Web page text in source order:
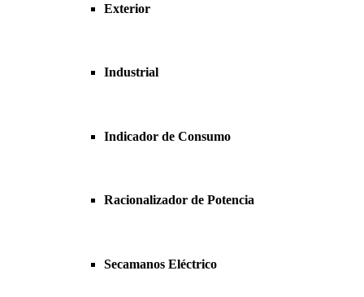
Exterior
Industrial
Indicador de Consumo
Racionalizador de Potencia
Secamanos Eléctrico